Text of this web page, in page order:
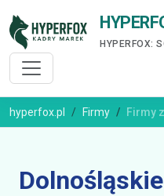
HYPERFOX:
hyperfox.pl Firmy Firmy
Dolnośląskie